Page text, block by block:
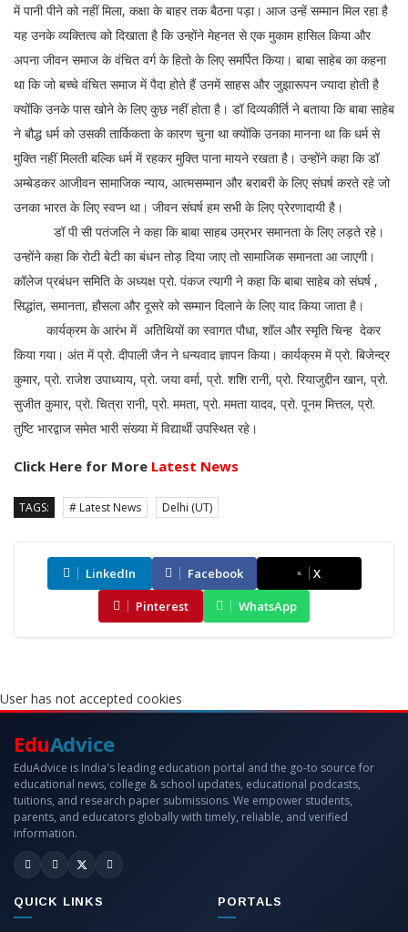
में पानी पीने को नहीं मिला, कक्षा के बाहर तक बैठना पड़ा। आज उन्हें सम्मान मिल रहा है
यह उनके व्यक्तित्व को दिखाता है कि उन्होंने मेहनत से एक मुकाम हासिल किया और
अपना जीवन समाज के वंचित वर्ग के हितो के लिए समर्पित किया। बाबा साहेब का कहना
था कि जो बच्चे वंचित समाज में पैदा होते हैं उनमें साहस और जुझारूपन ज्यादा होती है
क्योंकि उनके पास खोने के लिए कुछ नहीं होता है। डॉ दिव्यकीर्ति ने बताया कि बाबा साहेब
ने बौद्ध धर्म को उसकी तार्किकता के कारण चुना था क्योंकि उनका मानना था कि धर्म से
मुक्ति नहीं मिलती बल्कि धर्म में रहकर मुक्ति पाना मायने रखता है। उन्होंने कहा कि डॉ
अम्बेडकर आजीवन सामाजिक न्याय, आत्मसम्मान और बराबरी के लिए संघर्ष करते रहे जो
उनका भारत के लिए स्वप्न था। जीवन संघर्ष हम सभी के लिए प्रेरणादायी है।
डॉ पी सी पतंजलि ने कहा कि बाबा साहब उम्रभर समानता के लिए लड़ते रहे।
उन्होंने कहा कि रोटी बेटी का बंधन तोड़ दिया जाए तो सामाजिक समानता आ जाएगी।
कॉलेज प्रबंधन समिति के अध्यक्ष प्रो. पंकज त्यागी ने कहा कि बाबा साहेब को संघर्ष ,
सिद्धांत, समानता, हौसला और दूसरे को सम्मान दिलाने के लिए याद किया जाता है।
कार्यक्रम के आरंभ में अतिथियों का स्वागत पौधा, शॉल और स्मृति चिन्ह देकर
किया गया। अंत में प्रो. दीपाली जैन ने धन्यवाद ज्ञापन किया। कार्यक्रम में प्रो. बिजेन्द्र
कुमार, प्रो. राजेश उपाध्याय, प्रो. जया वर्मा, प्रो. शशि रानी, प्रो. रियाजुद्दीन खान, प्रो.
सुजीत कुमार, प्रो. चित्रा रानी, प्रो. ममता, प्रो. ममता यादव, प्रो. पूनम मित्तल, प्रो.
तुष्टि भारद्वाज समेत भारी संख्या में विद्यार्थी उपस्थित रहे।
Click Here for More Latest News
TAGS: # Latest News Delhi (UT)
LinkedIn Facebook
X
Pinterest
WhatsApp
User has not accepted cookies
EduAdvice
EduAdvice is India's leading education portal and the go-to source for
educational news, college & school updates, educational podcasts,
tuitions, and research paper submissions. We empower students,
parents, and educators globally with timely, reliable, and verified
information.
QUICK LINKS PORTALS